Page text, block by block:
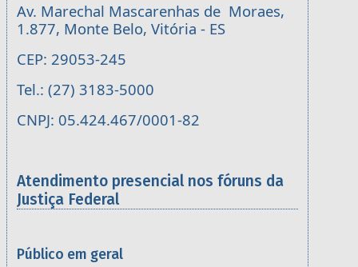
Av. Marechal Mascarenhas de Moraes,
1.877, Monte Belo, Vitória - ES
CEP: 29053-245
Tel.: (27) 3183-5000
CNPJ: 05.424.467/0001-82
Atendimento presencial nos fóruns da
Justiça Federal
Público em geral